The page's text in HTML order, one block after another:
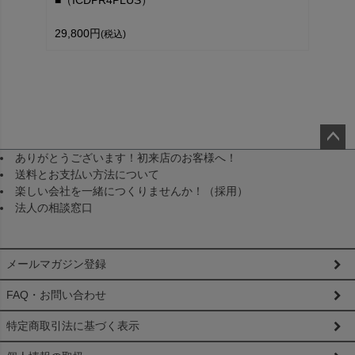
29,800円 (税込)
ありがとうございます！初来店のお客様へ！
送料とお支払い方法について
楽しい会社を一緒につくりませんか！（採用）
法人の相談窓口
メールマガジン登録
FAQ・お問い合わせ
特定商取引法に基づく表示